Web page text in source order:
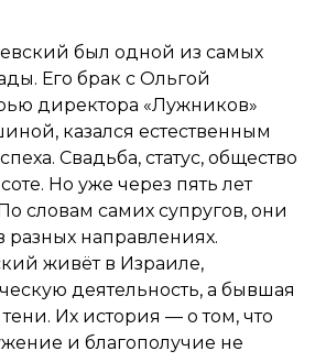
был одной из самых
Его брак с Ольгой
директора «Лужников»
казался естественным
Свадьба, статус, общество
Но уже через пять лет
словам самих супругов, они
разных направлениях.
живёт в Израиле,
деятельность, а бывшая
Их история — о том, что
и благополучие не